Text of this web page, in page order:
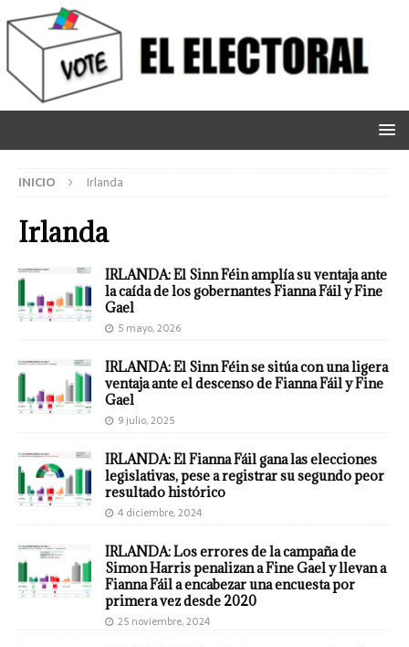
INICIO Irlanda
Irlanda
IRLANDA: El Sinn Féin amplía su ventaja ante
la caída de los gobernantes Fianna Fáil y Fine
Gael
5 mayo, 2026
IRLANDA: El Sinn Féin se sitúa con una ligera
ventaja ante el descenso de Fianna Fáil y Fine
Gael
9 julio, 2025
IRLANDA: El Fianna Fáil gana las elecciones
legislativas, pese a registrar su segundo peor
resultado histórico
4 diciembre, 2024
IRLANDA: Los errores de la campaña de
Simon Harris penalizan a Fine Gael y llevan a
Fianna Fáil a encabezar una encuesta por
primera vez desde 2020
25 noviembre, 2024